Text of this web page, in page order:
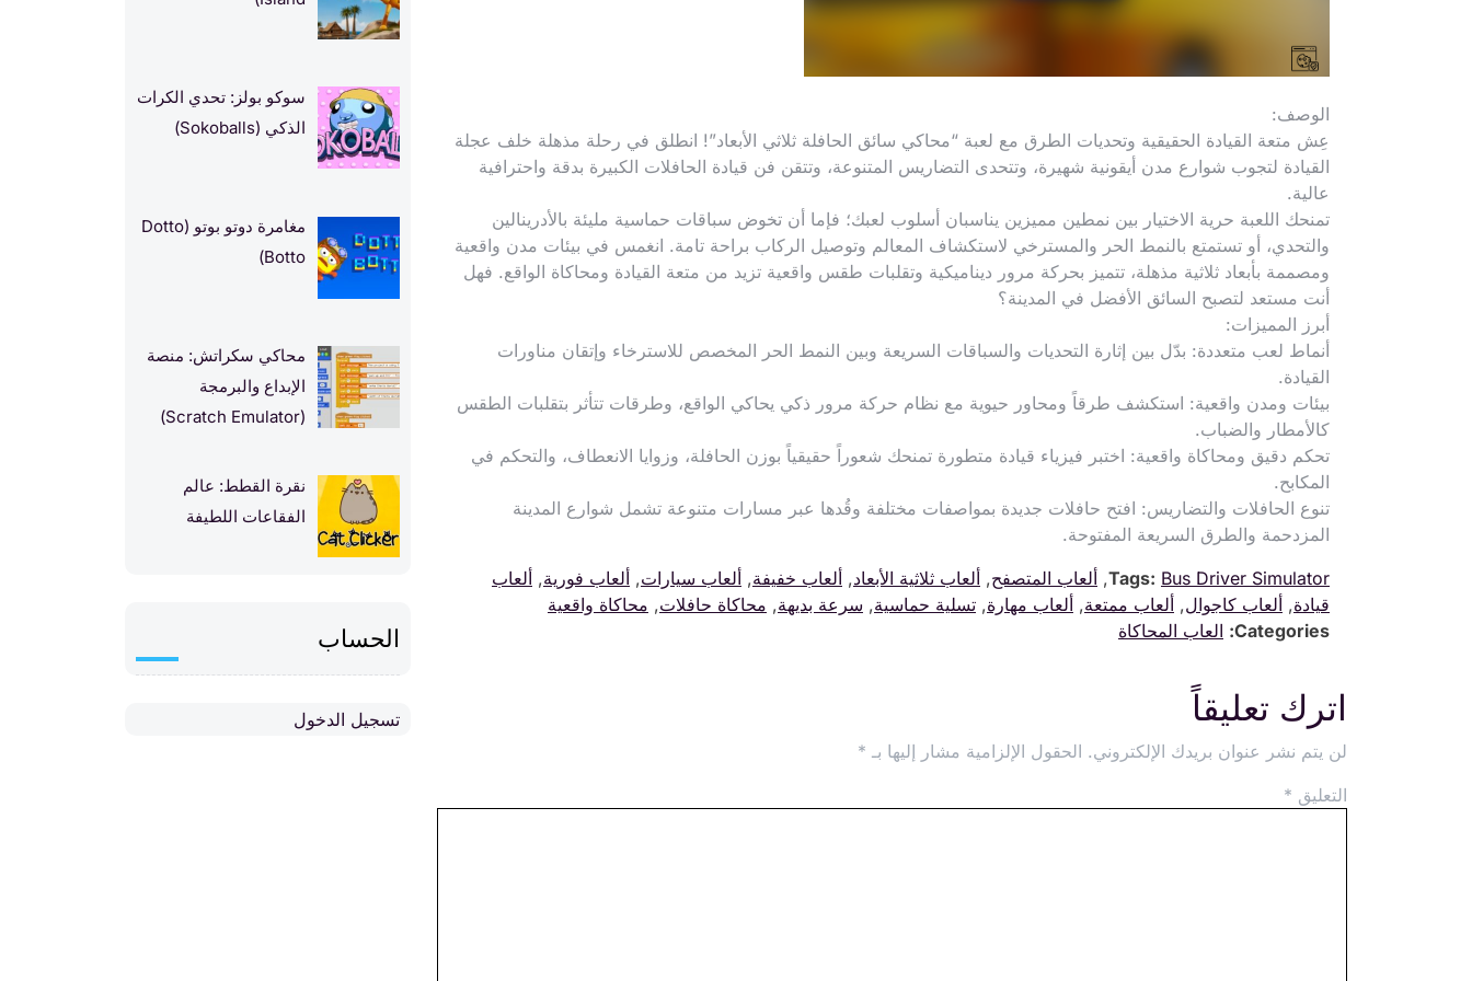
الوصف:
عِش متعة القيادة الحقيقية وتحديات الطرق مع لعبة “محاكي سائق الحافلة ثلاثي الأبعاد”! انطلق في رحلة مذهلة خلف عجلة
القيادة لتجوب شوارع مدن أيقونية شهيرة، وتتحدى التضاريس المتنوعة، وتتقن فن قيادة الحافلات الكبيرة بدقة واحترافية
عالية.
تمنحك اللعبة حرية الاختيار بين نمطين مميزين يناسبان أسلوب لعبك؛ فإما أن تخوض سباقات حماسية مليئة بالأدرينالين
والتحدي، أو تستمتع بالنمط الحر والمسترخي لاستكشاف المعالم وتوصيل الركاب براحة تامة. انغمس في بيئات مدن واقعية
ومصممة بأبعاد ثلاثية مذهلة، تتميز بحركة مرور ديناميكية وتقلبات طقس واقعية تزيد من متعة القيادة ومحاكاة الواقع. فهل
أنت مستعد لتصبح السائق الأفضل في المدينة؟
أبرز المميزات:
أنماط لعب متعددة: بدّل بين إثارة التحديات والسباقات السريعة وبين النمط الحر المخصص للاسترخاء وإتقان مناورات
القيادة.
بيئات ومدن واقعية: استكشف طرقاً ومحاور حيوية مع نظام حركة مرور ذكي يحاكي الواقع، وطرقات تتأثر بتقلبات الطقس
كالأمطار والضباب.
تحكم دقيق ومحاكاة واقعية: اختبر فيزياء قيادة متطورة تمنحك شعوراً حقيقياً بوزن الحافلة، وزوايا الانعطاف، والتحكم في
المكابح.
تنوع الحافلات والتضاريس: افتح حافلات جديدة بمواصفات مختلفة وقُدها عبر مسارات متنوعة تشمل شوارع المدينة
المزدحمة والطرق السريعة المفتوحة.
Tags: Bus Driver Simulator
, ألعاب المتصفح, ألعاب ثلاثية الأبعاد, ألعاب خفيفة, ألعاب سيارات, ألعاب فورية, ألعاب
قيادة, ألعاب كاجوال, ألعاب ممتعة, ألعاب مهارة, تسلية حماسية, سرعة بديهة, محاكاة حافلات, محاكاة واقعية
Categories: العاب المحاكاة
اترك تعليقاً
لن يتم نشر عنوان بريدك الإلكتروني. الحقول الإلزامية مشار إليها بـ *
التعليق *
سوكو بولز: تحدي الكرات
الذكي (Sokoballs)
مغامرة دوتو بوتو (Dotto
Botto)
محاكي سكراتش: منصة
الإبداع والبرمجة
(Scratch Emulator)
نقرة القطط: عالم
الفقاعات اللطيفة
الحساب
تسجيل الدخول